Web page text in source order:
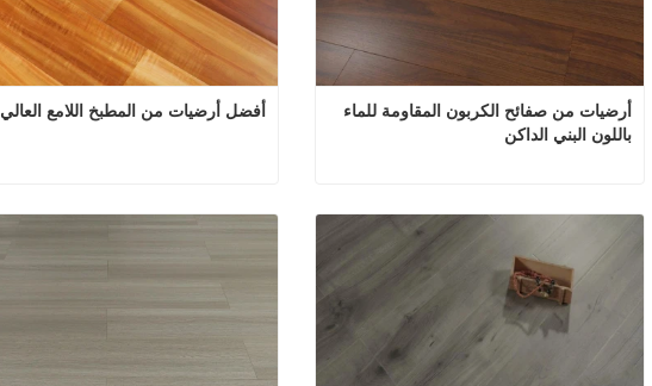
أفضل أرضيات من المطبخ اللامع العالي
باللون البني الداكن
أرضيات من صفائح الكربون المقاومة للماء باللون البني الداكن